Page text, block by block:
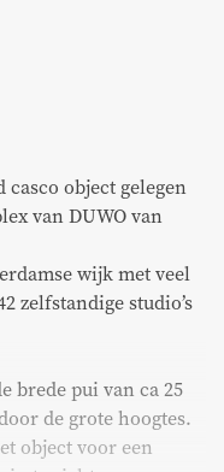
object gelegen
van DUWO van
wijk met veel
zelfstandige studio’s
brede pui van ca 25
de grote hoogtes.
object voor een